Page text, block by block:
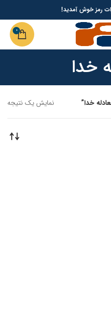
رمز خوش آمدید!
0
خدا
خدا” نمایش یک نتیجه